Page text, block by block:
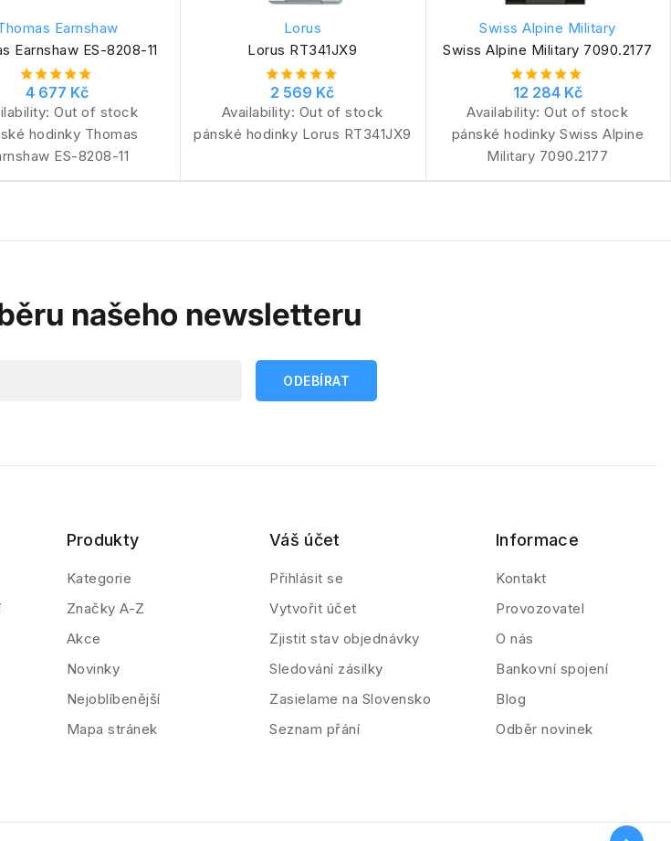
Earnshaw
Earnshaw ES-8208-11
4 677 Kč
Out of stock
hodinky Thomas
ES-8208-11
Lorus
Lorus RT341JX9
2 569 Kč
Availability: Out of stock
pánské hodinky Lorus RT341JX9
Swiss Alpine Military
Swiss Alpine Military 7090.2177
12 284 Kč
Availability:Out of stock
pánské hodinky Swiss Alpine
Military 7090.2177
našeho newsletteru
Produkty
Kategorie
Značky A-Z
Akce
Novinky
Nejoblíbenější
Mapa stránek
Váš účet
Přihlásit se
Vytvořit účet
Zjistit stav objednávky
Sledování zásilky
Zasielame na Slovensko
Seznam přání
Informace
Kontakt
Provozovatel
O nás
Bankovní spojení
Blog
Odběr novinek